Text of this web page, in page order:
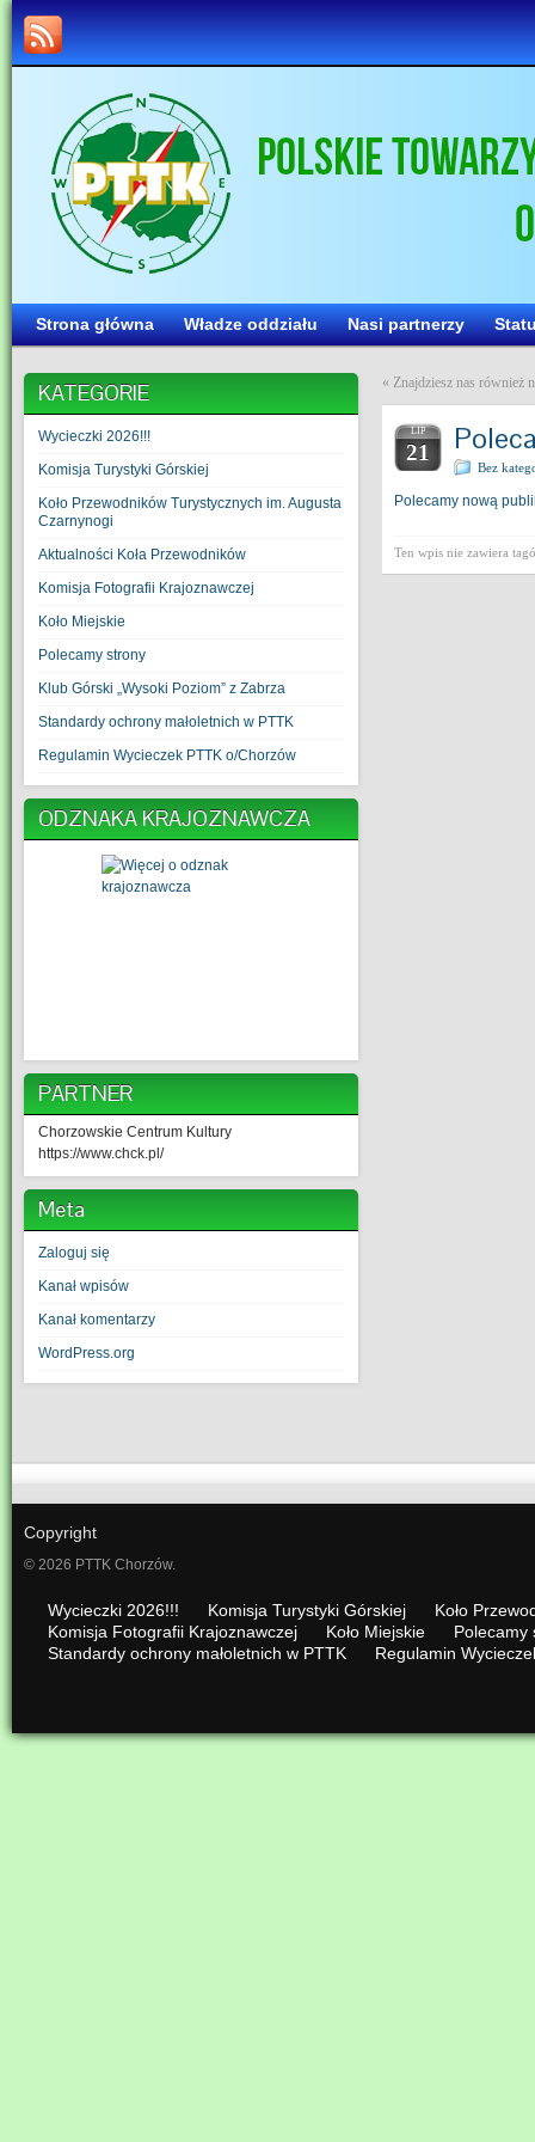
Strona główna Władze oddziału Nasi partnerzy
KATEGORIE
Wycieczki 2026!!!
Komisja Turystyki Górskiej
Koło Przewodników Turystycznych im. Augusta
Czarnynogi
Aktualności Koła Przewodników
Komisja Fotografii Krajoznawczej
Koło Miejskie
Polecamy strony
Klub Górski „Wysoki Poziom” z Zabrza
Standardy ochrony małoletnich w PTTK
Regulamin Wycieczek PTTK o/Chorzów
ODZNAKA KRAJOZNAWCZA
PARTNER
Chorzowskie Centrum Kultury
https://www.chck.pl/
Meta
Zaloguj się
Kanał wpisów
Kanał komentarzy
WordPress.org
« Znajdziesz nas również
LIP
21
Bez
Polecamy nową
Ten wpis nie zawiera
Copyright
© 2026 PTTK Chorzów.
Wycieczki 2026!!! Komisja Turystyki Górskiej
Koło
Komisja Fotografii Krajoznawczej
Koło Miejskie
Polecamy
Standardy ochrony małoletnich w PTTK
Regulamin